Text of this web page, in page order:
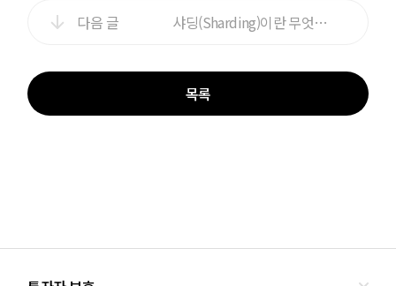
다음 글 샤딩(Sharding)이란 무엇인가?
목록